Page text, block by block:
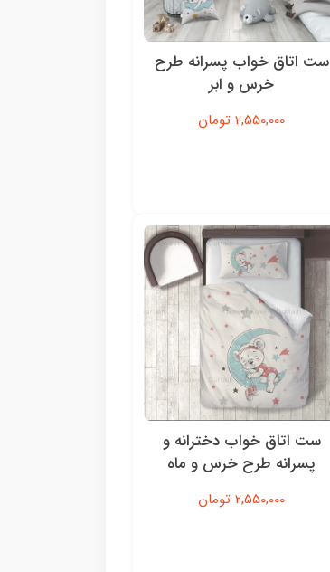
ست اتاق خواب پسرانه طرح
خرس و ابر
2,550,000 تومان
ست اتاق خواب دخترانه و
پسرانه طرح خرس و ماه
2,550,000 تومان